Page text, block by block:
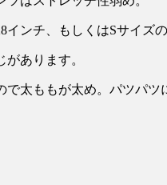
ンチ、もしくはSサイズ
あります。
太ももが太め。パツパ